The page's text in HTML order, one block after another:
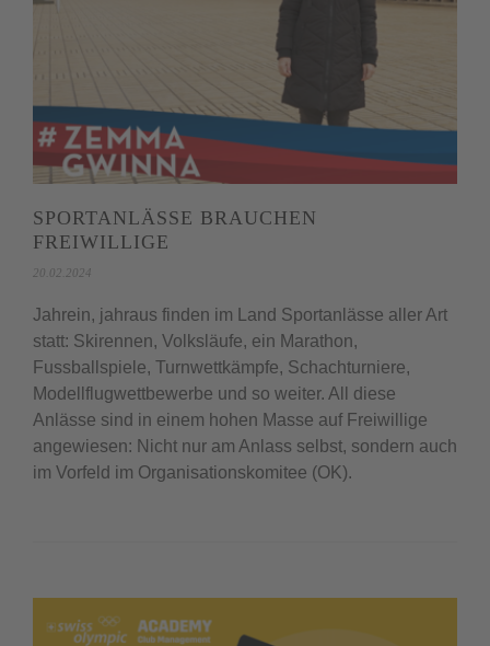
SPORTANLÄSSE BRAUCHEN
FREIWILLIGE
20.02.2024
Jahrein, jahraus finden im Land Sportanlässe aller Art
statt: Skirennen, Volksläufe, ein Marathon,
Fussballspiele, Turnwettkämpfe, Schachturniere,
Modellflugwettbewerbe und so weiter. All diese
Anlässe sind in einem hohen Masse auf Freiwillige
angewiesen: Nicht nur am Anlass selbst, sondern auch
im Vorfeld im Organisationskomitee (OK).